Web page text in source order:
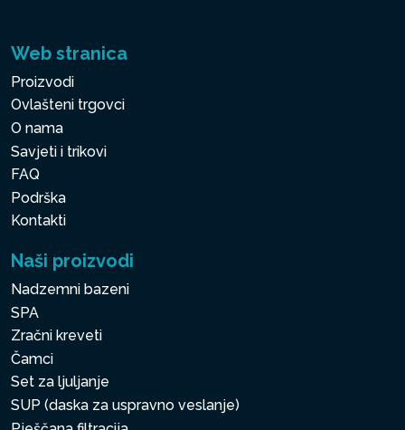
Web stranica
Proizvodi
Ovlašteni trgovci
O nama
Savjeti i trikovi
FAQ
Podrška
Kontakti
Naši proizvodi
Nadzemni bazeni
SPA
Zračni kreveti
Čamci
Set za ljuljanje
SUP (daska za uspravno veslanje)